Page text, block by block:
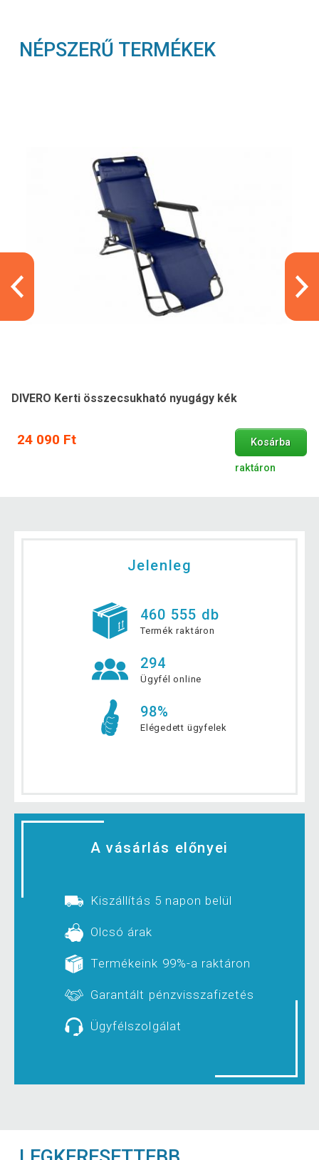
NÉPSZERŰ TERMÉKEK
DIVERO Kerti összecsukható nyugágy kék
24 090 Ft Kosárba
raktáron
Jelenleg
460 555 db
Termék raktáron
294
Ügyfél online
98%
Elégedett ügyfelek
A vásárlás előnyei
Kiszállítás 5 napon belül
Olcsó árak
Termékeink 99%-a raktáron
Garantált pénzvisszafizetés
Ügyfélszolgálat